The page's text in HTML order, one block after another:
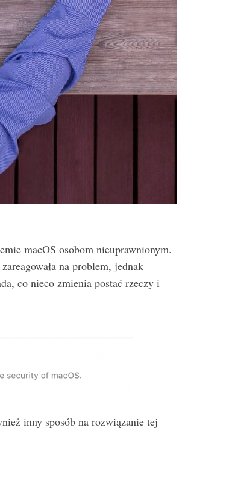
macOS osobom nieuprawnionym.
na problem, jednak
co nieco zmienia postać rzeczy i
inny sposób na rozwiązanie tej